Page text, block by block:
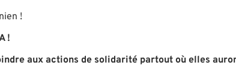
!
!
aux actions de solidarité partout où elles